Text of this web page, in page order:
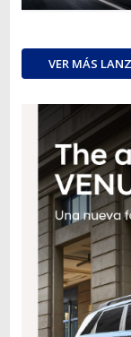
VER MÁS